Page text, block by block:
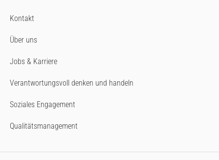
Kontakt
Über uns
Jobs & Karriere
Verantwortungsvoll denken und handeln
Soziales Engagement
Qualitätsmanagement